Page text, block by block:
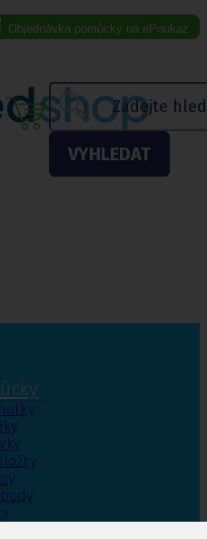
Objednávka pomůcky na ePoukaz
VYHLEDAT